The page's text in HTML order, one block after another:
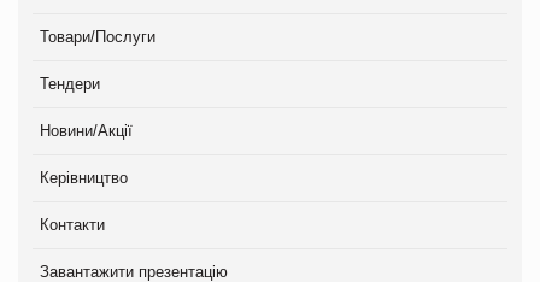
Товари/Послуги
Тендери
Новини/Акції
Керівництво
Контакти
Завантажити презентацію